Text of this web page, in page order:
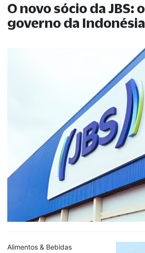
O novo sócio da JBS: o
governo da Indonésia
Alimentos & Bebidas